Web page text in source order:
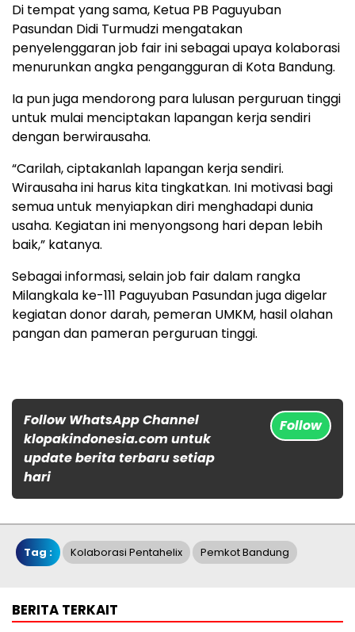
Di tempat yang sama, Ketua PB Paguyuban
Pasundan Didi Turmudzi mengatakan
penyelenggaran job fair ini sebagai upaya kolaborasi
menurunkan angka pengangguran di Kota Bandung.
Ia pun juga mendorong para lulusan perguruan tinggi
untuk mulai menciptakan lapangan kerja sendiri
dengan berwirausaha.
“Carilah, ciptakanlah lapangan kerja sendiri.
Wirausaha ini harus kita tingkatkan. Ini motivasi bagi
semua untuk menyiapkan diri menghadapi dunia
usaha. Kegiatan ini menyongsong hari depan lebih
baik,” katanya.
Sebagai informasi, selain job fair dalam rangka
Milangkala ke-111 Paguyuban Pasundan juga digelar
kegiatan donor darah, pemeran UMKM, hasil olahan
pangan dan pameran perguruan tinggi.
Follow WhatsApp Channel
klopakindonesia.com untuk
update berita terbaru setiap
hari
Follow
Tag : Kolaborasi Pentahelix Pemkot Bandung
BERITA TERKAIT